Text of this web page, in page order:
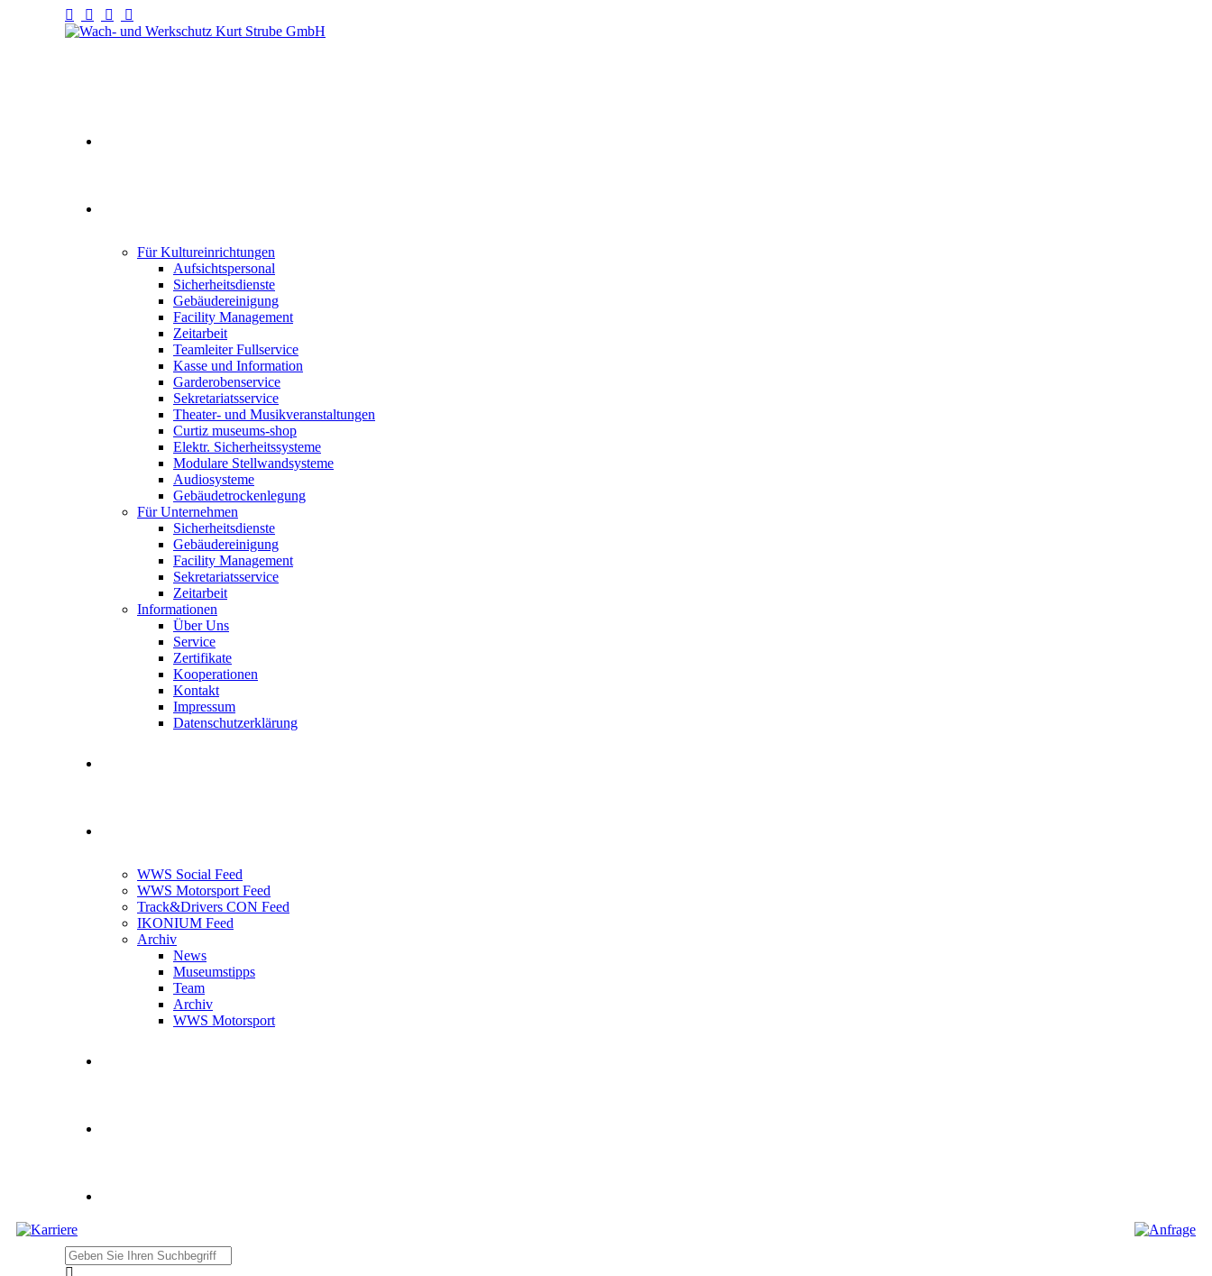
Für Kultureinrichtungen
Aufsichtspersonal
Sicherheitsdienste
Gebäudereinigung
Facility Management
Zeitarbeit
Teamleiter Fullservice
Kasse und Information
Garderobenservice
Sekretariatsservice
Theater- und Musikveranstaltungen
Curtiz museums-shop
Elektr. Sicherheitssysteme
Modulare Stellwandsysteme
Audiosysteme
Gebäudetrockenlegung
Für Unternehmen
Sicherheitsdienste
Gebäudereinigung
Facility Management
Sekretariatsservice
Zeitarbeit
Informationen
Über Uns
Service
Zertifikate
Kooperationen
Kontakt
Impressum
Datenschutzerklärung
WWS Social Feed
WWS Motorsport Feed
Track&Drivers CON Feed
IKONIUM Feed
Archiv
News
Museumstipps
Team
Archiv
WWS Motorsport